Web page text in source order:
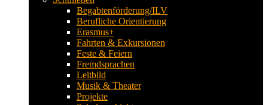
Begabtenförderung/ILV
Berufliche Orientierung
Erasmus+
Fahrten & Exkursionen
Feste & Feiern
Fremdsprachen
Leitbild
Musik & Theater
Projekte